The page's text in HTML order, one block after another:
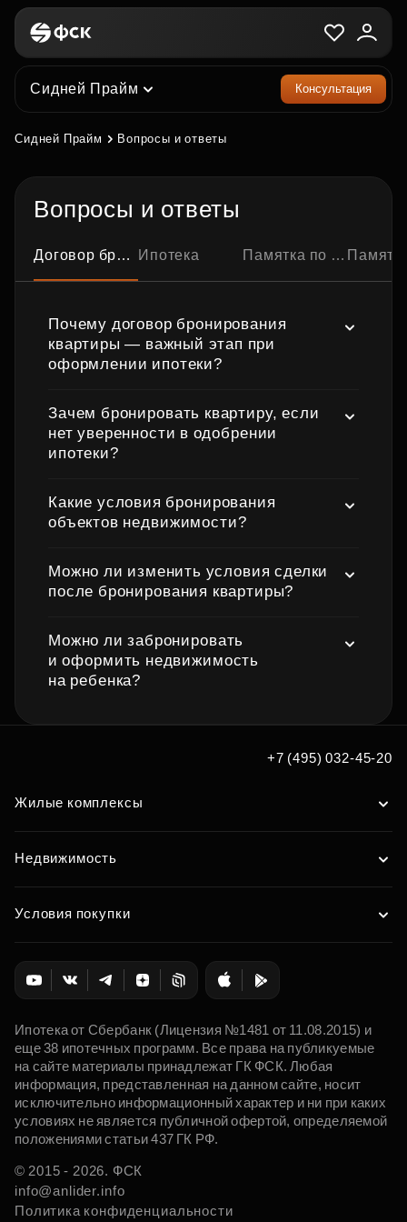
Сидней Прайм Консультация
Сидней Прайм Вопросы и ответы
Вопросы и ответы
Договор бронирования квартиры Ипотека Памятка по ипотечной сделке Памятка по
Почему договор бронирования
квартиры — важный этап при
оформлении ипотеки?
Зачем бронировать квартиру, если
нет уверенности в одобрении
ипотеки?
Какие условия бронирования
объектов недвижимости?
Можно ли изменить условия сделки
после бронирования квартиры?
Можно ли забронировать
и оформить недвижимость
на ребенка?
+7 (495) 032-45-20
Жилые комплексы
Недвижимость
Условия покупки
Ипотека от Сбербанк (Лицензия №1481 от 11.08.2015) и
еще 38 ипотечных программ. Все права на публикуемые
на сайте материалы принадлежат ГК ФСК. Любая
информация, представленная на данном сайте, носит
исключительно информационный характер и ни при каких
условиях не является публичной офертой, определяемой
положениями статьи 437 ГК РФ.
© 2015 - 2026. ФСК
info@anlider.info
Политика конфиденциальности